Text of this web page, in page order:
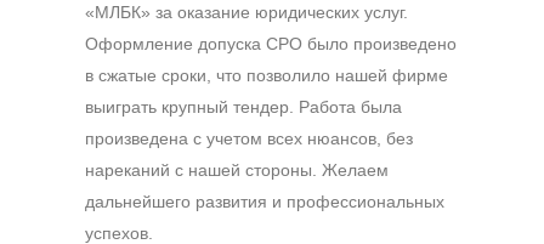
«МЛБК» за оказание юридических услуг.
Оформление допуска СРО было произведено
в сжатые сроки, что позволило нашей фирме
выиграть крупный тендер. Работа была
произведена с учетом всех нюансов, без
нареканий с нашей стороны. Желаем
дальнейшего развития и профессиональных
успехов.